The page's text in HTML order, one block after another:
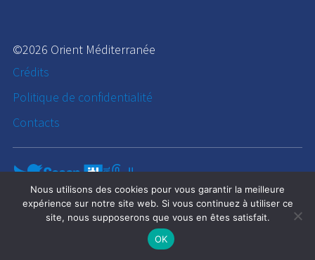
©2026 Orient Méditerranée
Crédits
Politique de confidentialité
Contacts
Nous utilisons des cookies pour vous garantir la meilleure
expérience sur notre site web. Si vous continuez à utiliser ce
site, nous supposerons que vous en êtes satisfait.
OK